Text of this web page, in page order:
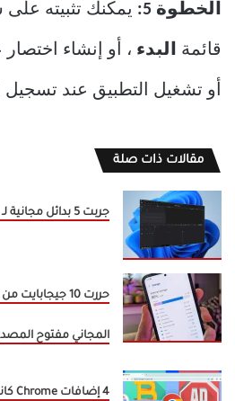
الخطوة 5: يمكنك تثبيته
قائمة البدء ، أو إنشاء
أو تشغيل التطبيق عند تسجيل
مقالات ذات صلة
جربت 5 بدائل مجانية لـ Premiere Pro وهذا ما اعتمدته
المجاني مفتوح
4 إضافات Chrome كانت آمنة ثم أصبحت برامج ضارة